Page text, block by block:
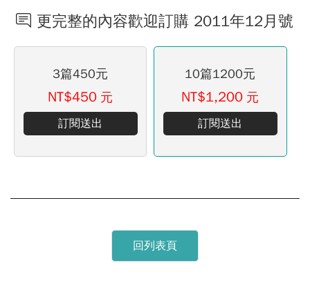
更完整的內容歡迎訂購 2011年12月號
3篇450元
NT$450 元
訂閱送出
10篇1200元
NT$1,200 元
訂閱送出
回列表頁